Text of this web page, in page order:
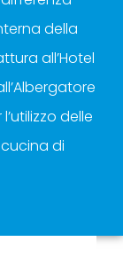
della
all’Hotel
delle
di